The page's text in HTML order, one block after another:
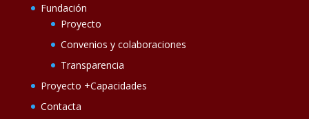
Fundación
Proyecto
Convenios y colaboraciones
Transparencia
Proyecto +Capacidades
Contacta